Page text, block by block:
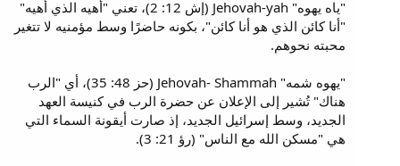
"ياه يهوه" Jehovah-yah (إش 12: 2)، تعني "أهيه الذي أهيه"
"أنا كائن الذي هو أنا كائن"، بكونه حاضرًا وسط مؤمنيه لا تتغير
محبته نحوهم.
"يهوه شمه" Jehovah- Shammah (حز 48: 35)، أي "الرب
هناك" تُشير إلى الإعلان عن حضرة الرب في كنيسة العهد
الجديد، وسط إسرائيل الجديد، إذ صارت أيقونة السماء التي
هي "مسكن الله مع الناس" (رؤ 21: 3).